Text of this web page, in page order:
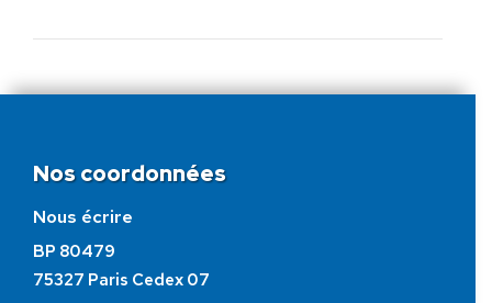
Nos coordonnées
Nous écrire
BP 80479
75327 Paris Cedex 07